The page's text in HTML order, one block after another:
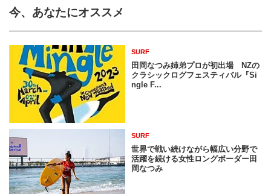
今、あなたにオススメ
SURF
田岡なつみ姉弟プロが初出場 NZの
クラシックログフェスティバル『Si
ngle F...
SURF
世界で戦い続けながら幅広い分野で
活躍を続ける女性ロングボーダー田
岡なつみ